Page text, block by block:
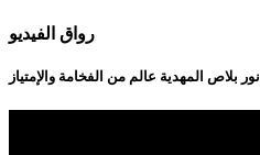
رواق الفيديو
نور بلاص المهدية عالم من الفخامة والإمتياز